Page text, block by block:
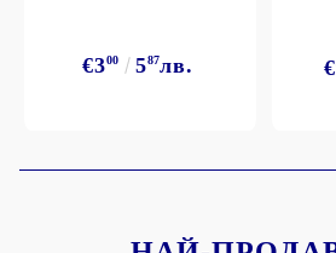
€300 587лв.